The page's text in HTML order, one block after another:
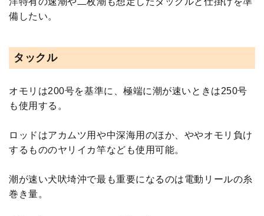
備したい。
タックル
オモリは200号を基準に、極端に潮が速いときは250号
も使用する。
ロッドはアカムツ用や中深海用のほか、ややオモリ負け
するもののヤリイカ竿なども使用可能。
潮が速い犬吠埼沖で最も重要になるのは電動リールの糸
巻き量。